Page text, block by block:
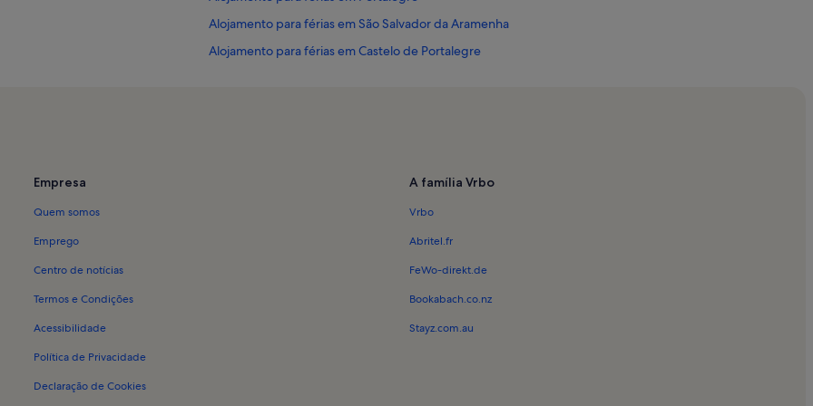
Alojamento para férias em São Salvador da Aramenha
Alojamento para férias em Castelo de Portalegre
Alojamento para férias em Castelo de Marvão
Empresa
Quem somos
Emprego
Centro de notícias
Termos e Condições
Acessibilidade
Política de Privacidade
Declaração de Cookies
A família Vrbo
Vrbo
Abritel.fr
FeWo-direkt.de
Bookabach.co.nz
Stayz.com.au